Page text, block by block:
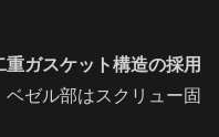
重ガスケット構造の採用
ゼル部はスクリュー固